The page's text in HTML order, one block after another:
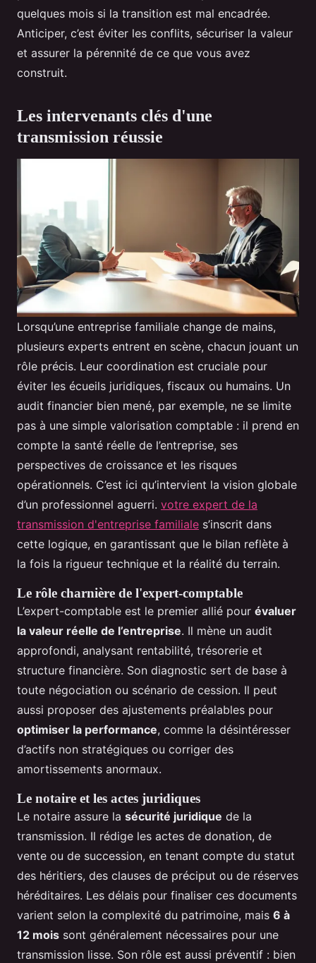
quelques mois si la transition est mal encadrée.
Anticiper, c’est éviter les conflits, sécuriser la valeur
et assurer la pérennité de ce que vous avez
construit.
Les intervenants clés d'une
transmission réussie
Lorsqu’une entreprise familiale change de mains,
plusieurs experts entrent en scène, chacun jouant un
rôle précis. Leur coordination est cruciale pour
éviter les écueils juridiques, fiscaux ou humains. Un
audit financier bien mené, par exemple, ne se limite
pas à une simple valorisation comptable : il prend en
compte la santé réelle de l’entreprise, ses
perspectives de croissance et les risques
opérationnels. C’est ici qu’intervient la vision globale
d’un professionnel aguerri. votre expert de la
transmission d'entreprise familiale s’inscrit dans
cette logique, en garantissant que le bilan reflète à
la fois la rigueur technique et la réalité du terrain.
Le rôle charnière de l'expert-comptable
L’expert-comptable est le premier allié pour évaluer
la valeur réelle de l’entreprise. Il mène un audit
approfondi, analysant rentabilité, trésorerie et
structure financière. Son diagnostic sert de base à
toute négociation ou scénario de cession. Il peut
aussi proposer des ajustements préalables pour
optimiser la performance, comme la désintéresser
d’actifs non stratégiques ou corriger des
amortissements anormaux.
Le notaire et les actes juridiques
Le notaire assure la sécurité juridique de la
transmission. Il rédige les actes de donation, de
vente ou de succession, en tenant compte du statut
des héritiers, des clauses de préciput ou de réserves
héréditaires. Les délais pour finaliser ces documents
varient selon la complexité du patrimoine, mais 6 à
12 mois sont généralement nécessaires pour une
transmission lisse. Son rôle est aussi préventif : bien